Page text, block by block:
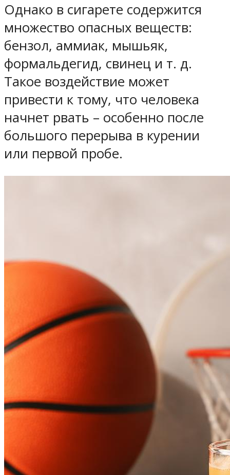
Однако в сигарете содержится
множество опасных веществ:
бензол, аммиак, мышьяк,
формальдегид, свинец и т. д.
Такое воздействие может
привести к тому, что человека
начнет рвать – особенно после
большого перерыва в курении
или первой пробе.